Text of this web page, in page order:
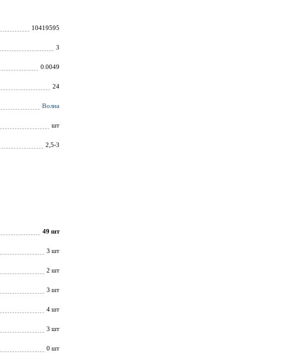
10419595
3
0.0049
24
Волна
шт
2,5-3
49 шт
3 шт
2 шт
3 шт
4 шт
3 шт
0 шт